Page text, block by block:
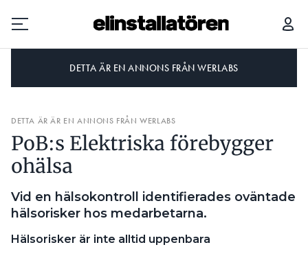
Hantera prenumeration
Lediga jobb
Annonsera
DETTA ÄR EN ANNONS FRÅN WERLABS
DETTA ÄR ÄR EN ANNONS FRÅN WERLABS
PoB:s Elektriska förebygger
ohälsa
Vid en hälsokontroll identifierades oväntade
hälsorisker hos medarbetarna.
Hälsorisker är inte alltid uppenbara